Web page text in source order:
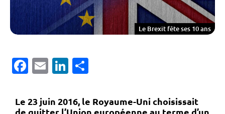
Le Brexit fête ses 10 ans
Facebook
EmailLinkedIn
Le 23 juin 2016, le Royaume-Uni choisissait